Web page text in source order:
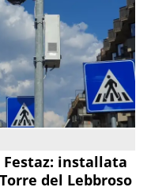
Festaz: installata
del Lebbroso